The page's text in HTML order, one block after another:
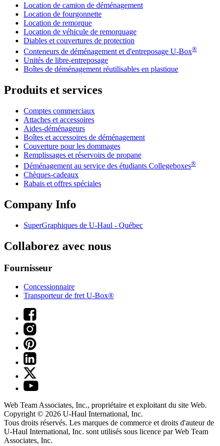
Location de camion de déménagement
Location de fourgonnette
Location de remorque
Location de véhicule de remorquage
Diables et couvertures de protection
Conteneurs de déménagement et d'entreposage U-Box®
Unités de libre-entreposage
Boîtes de déménagement réutilisables en plastique
Produits et services
Comptes commerciaux
Attaches et accessoires
Aides-déménageurs
Boîtes et accessoires de déménagement
Couverture pour les dommages
Remplissages et réservoirs de propane
Déménagement au service des étudiants Collegeboxes®
Chèques-cadeaux
Rabais et offres spéciales
Company Info
SuperGraphiques de U-Haul - Québec
Collaborez avec nous
Fournisseur
Concessionnaire
Transporteur de fret U-Box®
Web Team Associates, Inc., propriétaire et exploitant du site Web.
Copyright © 2026 U-Haul International, Inc.
Tous droits réservés. Les marques de commerce et droits d'auteur de
U-Haul International, Inc. sont utilisés sous licence par Web Team
Associates, Inc.